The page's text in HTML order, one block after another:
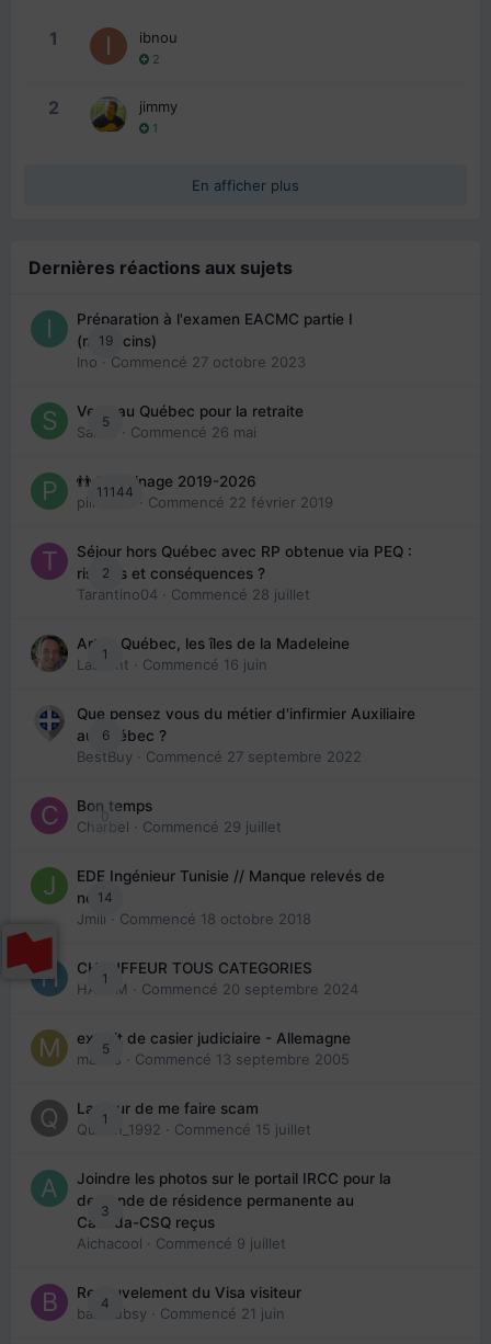
1 ibnou
2
2 jimmy
1
En afficher plus
Dernières réactions aux sujets
19
Préparation à l'examen EACMC partie I
(médecins)
Ino · Commencé 27 octobre 2023
5
Venir au Québec pour la retraite
Sab74
· Commencé 26 mai
11144
👬 Parrainage 2019-2026
piinoush · Commencé 22 février 2019
2
Séjour hors Québec avec RP obtenue via PEQ :
risques et conséquences ?
Tarantino04 · Commencé 28 juillet
1
Arte : Québec, les îles de la Madeleine
Laurent · Commencé 16 juin
6
Que pensez vous du métier d'infirmier Auxiliaire
au Québec ?
BestBuy · Commencé 27 septembre 2022
0
Bon temps
Charbel · Commencé 29 juillet
14
EDE Ingénieur Tunisie // Manque relevés de
note
Jmili · Commencé 18 octobre 2018
1
CHAUFFEUR TOUS CATEGORIES
HAZEM · Commencé 20 septembre 2024
5
extrait de casier judiciaire - Allemagne
maries · Commencé 13 septembre 2005
1
La peur de me faire scam
Queen_1992 · Commencé 15 juillet
3
Joindre les photos sur le portail IRCC pour la
demande de résidence permanente au
Canada-CSQ reçus
Aichacool · Commencé 9 juillet
4
Renouvelement du Visa visiteur
babibubsy · Commencé 21 juin